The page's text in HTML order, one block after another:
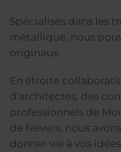
Spécialisés dans les
métallique, nous
originaux.
En étroite
d'architectes, des
professionnels de
de Nevers, nous
donner vie à vos